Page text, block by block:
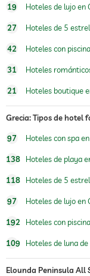
deportes de agua
gimnasio
petición
zona de juegos para niños
masajes para el
19 Hoteles de lujo en
27 Hoteles de 5
42 Hoteles con
31 Hoteles
21 Hoteles boutique
Grecia: Tipos de hotel
97 Hoteles con spa
138 Hoteles de playa
118 Hoteles de 5
97 Hoteles de lujo en
192 Hoteles con
109 Hoteles de luna
Elounda Peninsula All